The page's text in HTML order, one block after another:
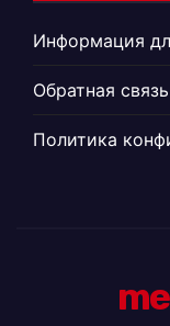
Информация
Обратная связь
Политика